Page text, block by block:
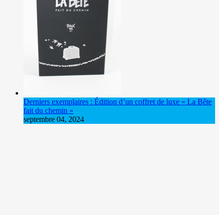
Derniers exemplaires : Édition d’un coffret de luxe « La Bête
fait du chemin »
septembre 04, 2024